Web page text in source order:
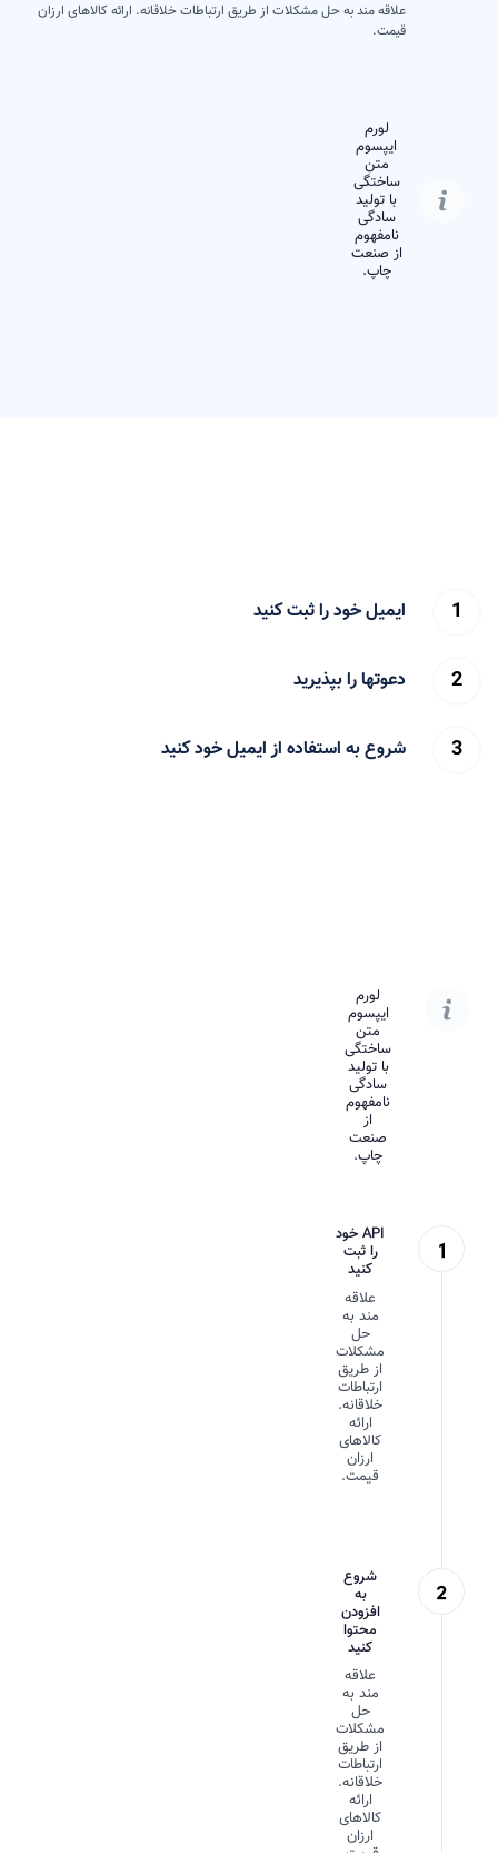
علاقه مند به حل مشکلات از طریق ارتباطات خلاقانه. ارائه کالاهای ارزان
قیمت.
لورم
ایپسوم
متن
ساختگی
با تولید
سادگی
نامفهوم
از صنعت
چاپ.
ایمیل خود را ثبت کنید
دعوتها را بپذیرید
شروع به استفاده از ایمیل خود کنید
لورم
ایپسوم
متن
ساختگی
با تولید
سادگی
نامفهوم
از
صنعت
چاپ.
API خود
را ثبت
کنید
علاقه
مند به
حل
مشکلات
از طریق
ارتباطات
خلاقانه.
ارائه
کالاهای
ارزان
قیمت.
شروع
به
افزودن
محتوا
کنید
علاقه
مند به
حل
مشکلات
از طریق
ارتباطات
خلاقانه.
ارائه
کالاهای
ارزان